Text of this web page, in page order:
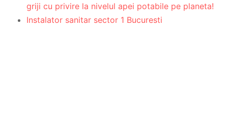
griji cu privire la nivelul apei potabile pe planeta!
Instalator sanitar sector 1 Bucuresti